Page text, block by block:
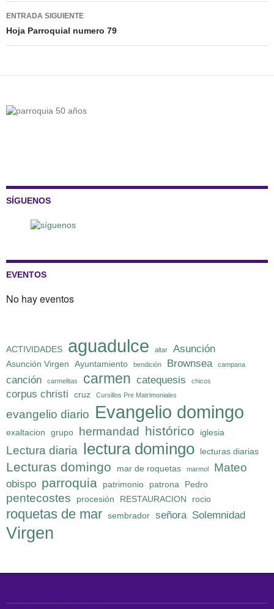
entradas
ENTRADA SIGUIENTE
Hoja Parroquial numero 79
SÍGUENOS
EVENTOS
No hay eventos
ACTIVIDADES aguadulce altar Asunción
Asunción Virgen Ayuntamiento bendición Brownsea campana
canción carmelitas carmen catequesis chicos
corpus christi cruz Cursillos Pre Matrimoniales
evangelio diario Evangelio domingo
exaltacion grupo hermandad histórico iglesia
Lectura diaria lectura domingo lecturas diarias
Lecturas domingo mar de roquetas marmol Mateo
obispo parroquia patrimonio patrona Pedro
pentecostes procesión RESTAURACION rocio
roquetas de mar sembrador señora Solemnidad
Virgen